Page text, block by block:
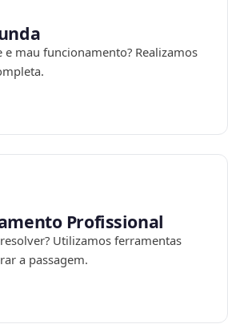
mau funcionamento? Realizamos
Profissional
Utilizamos ferramentas
a passagem.